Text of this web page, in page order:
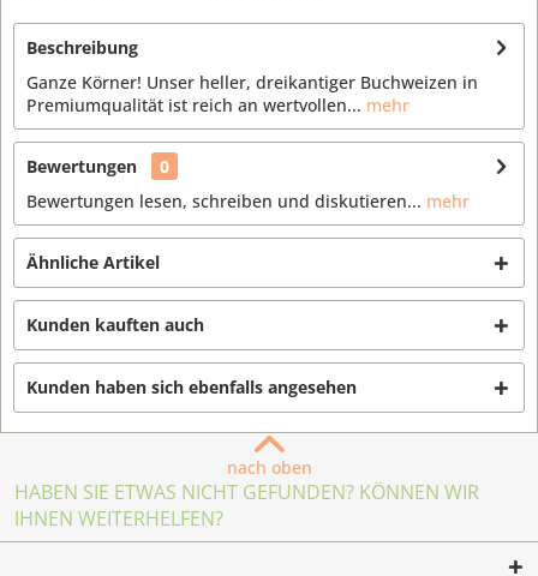
Beschreibung
Ganze Körner! Unser heller, dreikantiger Buchweizen in
Premiumqualität ist reich an wertvollen... mehr
Bewertungen
0
Bewertungen lesen, schreiben und diskutieren... mehr
Ähnliche Artikel
Kunden kauften auch
Kunden haben sich ebenfalls angesehen
nach oben
HABEN SIE ETWAS NICHT GEFUNDEN? KÖNNEN WIR
IHNEN WEITERHELFEN?